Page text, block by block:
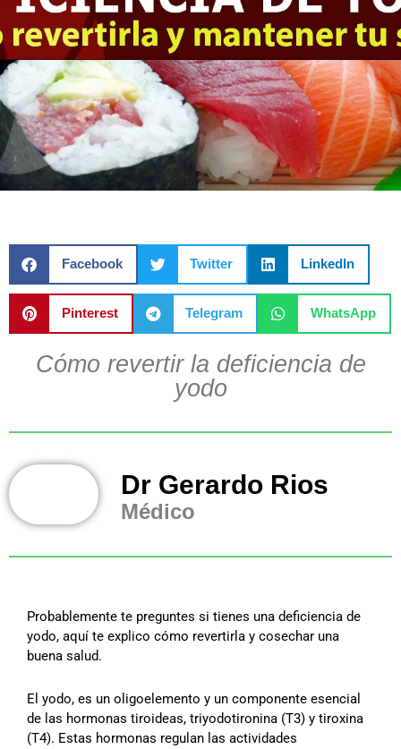
Facebook Twitter LinkedIn
Pinterest Telegram WhatsApp
Cómo revertir la deficiencia de
yodo
Dr Gerardo Rios
Médico
Probablemente te preguntes si tienes una deficiencia de
yodo, aquí te explico cómo revertirla y cosechar una
buena salud.
El yodo, es un oligoelemento y un componente esencial
de las hormonas tiroideas, triyodotironina (T3) y tiroxina
(T4). Estas hormonas regulan las actividades